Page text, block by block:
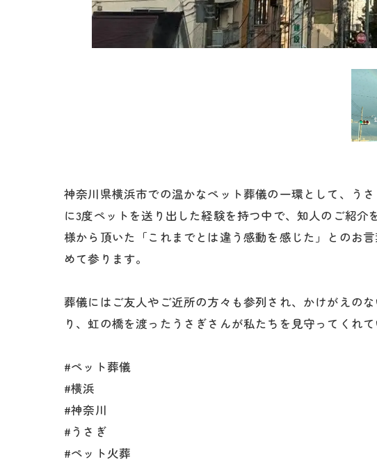
神奈川県横浜市での温かなペット葬儀の一環として、う
に3度ペットを送り出した経験を持つ中で、知人のご紹
様から頂いた「これまでとは違う感動を感じた」とのお
めて参ります。
葬儀にはご友人やご近所の方々も参列され、かけがえの
り、虹の橋を渡ったうさぎさんが私たちを見守ってくれ
#ペット葬儀
#横浜
#神奈川
#うさぎ
#ペット火葬